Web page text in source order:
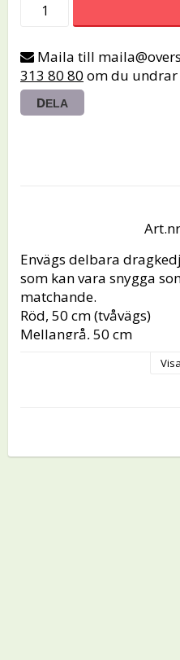
Maila till
313 80 80 om du undrar
DELA
Envägs delbara
som kan vara snygga
matchande.
Röd, 50 cm (tvåvägs)
Mellangrå, 50 cm